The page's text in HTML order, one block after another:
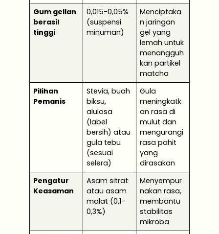
Gum gellan
berasil
tinggi
0,015-0,05%
(suspensi
minuman)
Menciptaka
n jaringan
gel yang
lemah untuk
menangguh
kan partikel
matcha
Pilihan
Pemanis
Stevia, buah
biksu,
alulosa
(label
bersih) atau
gula tebu
(sesuai
selera)
Gula
meningkatk
an rasa di
mulut dan
mengurangi
rasa pahit
yang
dirasakan
Pengatur
Keasaman
Asam sitrat
atau asam
malat (0,1-
0,3%)
Menyempur
nakan rasa,
membantu
stabilitas
mikroba